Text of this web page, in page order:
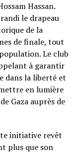
Hassan.
le drapeau
de la
de finale, tout
Le club
à garantir
dans la liberté et
en lumière
Gaza auprès de
initiative revêt
plus que son